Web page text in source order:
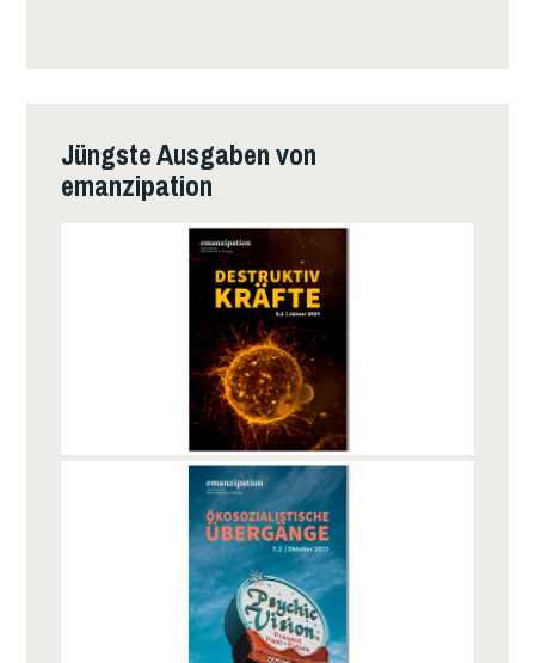
Jüngste Ausgaben von
emanzipation